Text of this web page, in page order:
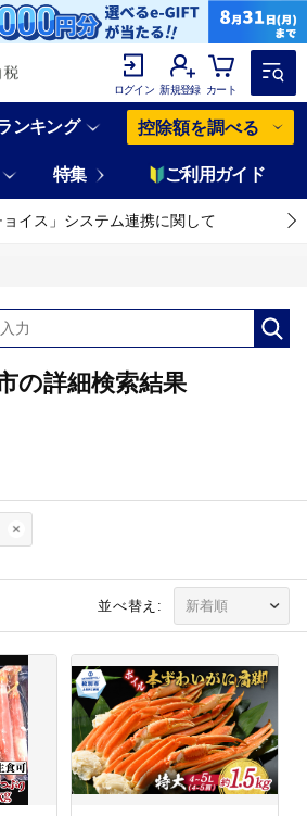
ログイン 新規登録 カート
ンキング 控除額を調べる
特集 ご利用ガイド
ョイス」システム連携に関して
の詳細検索結果
並べ替え: